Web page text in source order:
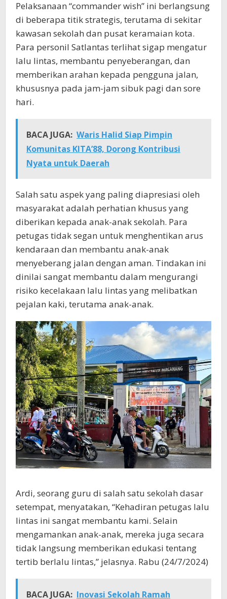
Pelaksanaan “commander wish” ini berlangsung
di beberapa titik strategis, terutama di sekitar
kawasan sekolah dan pusat keramaian kota.
Para personil Satlantas terlihat sigap mengatur
lalu lintas, membantu penyeberangan, dan
memberikan arahan kepada pengguna jalan,
khususnya pada jam-jam sibuk pagi dan sore
hari.
BACA JUGA: Waris Halid Siap Pimpin
Komunitas KITA’88, Dorong Kontribusi
Nyata untuk Daerah
Salah satu aspek yang paling diapresiasi oleh
masyarakat adalah perhatian khusus yang
diberikan kepada anak-anak sekolah. Para
petugas tidak segan untuk menghentikan arus
kendaraan dan membantu anak-anak
menyeberang jalan dengan aman. Tindakan ini
dinilai sangat membantu dalam mengurangi
risiko kecelakaan lalu lintas yang melibatkan
pejalan kaki, terutama anak-anak.
Ardi, seorang guru di salah satu sekolah dasar
setempat, menyatakan, “Kehadiran petugas lalu
lintas ini sangat membantu kami. Selain
mengamankan anak-anak, mereka juga secara
tidak langsung memberikan edukasi tentang
tertib berlalu lintas,” jelasnya. Rabu (24/7/2024)
BACA JUGA: Inovasi Sekolah Ramah